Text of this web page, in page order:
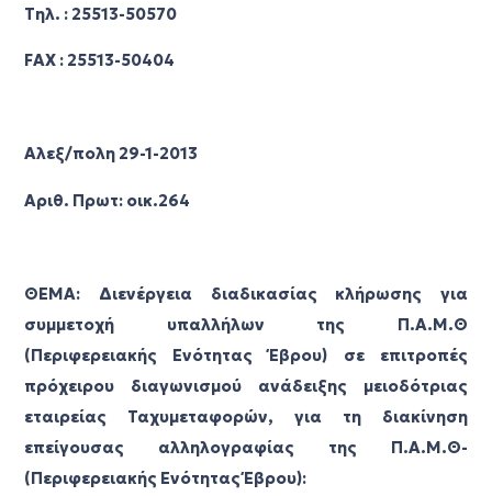
Τηλ. : 25513-50570
FAX : 25513-50404
Αλεξ/πολη 29-1-2013
Αριθ. Πρωτ: οικ.264
ΘΕΜΑ: Διενέργεια διαδικασίας κλήρωσης για
συμμετοχή υπαλλήλων της Π.Α.Μ.Θ
(Περιφερειακής Ενότητας Έβρου) σε επιτροπές
πρόχειρου διαγωνισμού ανάδειξης μειοδότριας
εταιρείας Ταχυμεταφορών, για τη διακίνηση
επείγουσας αλληλογραφίας της Π.Α.Μ.Θ-
(Περιφερειακής Ενότητας Έβρου):